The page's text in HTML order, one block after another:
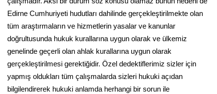
Edirne Cumhuriyeti hudutları dahilinde gerçekleştirilmekte olan
tüm araştırmaların ve hizmetlerin yasalar ve kanunlar
doğrultusunda hukuk kurallarına uygun olarak ve ülkemiz
genelinde geçerli olan ahlak kurallarına uygun olarak
gerçekleştirilmesi gerektiğidir. Özel dedektiflerimiz sizler için
yapmış oldukları tüm çalışmalarda sizleri hukuki açıdan
bilgilendirerek hukuki anlamda herhangi bir sorun ile